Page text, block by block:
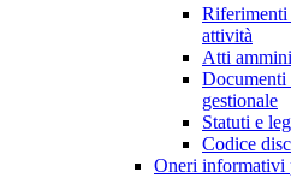
Riferimenti
attività
Atti
Documenti
gestionale
Statuti e
Codice
Oneri informativi